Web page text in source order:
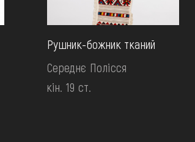
Рушник-божник тканий
Середнє Полісся
кін. 19 ст.